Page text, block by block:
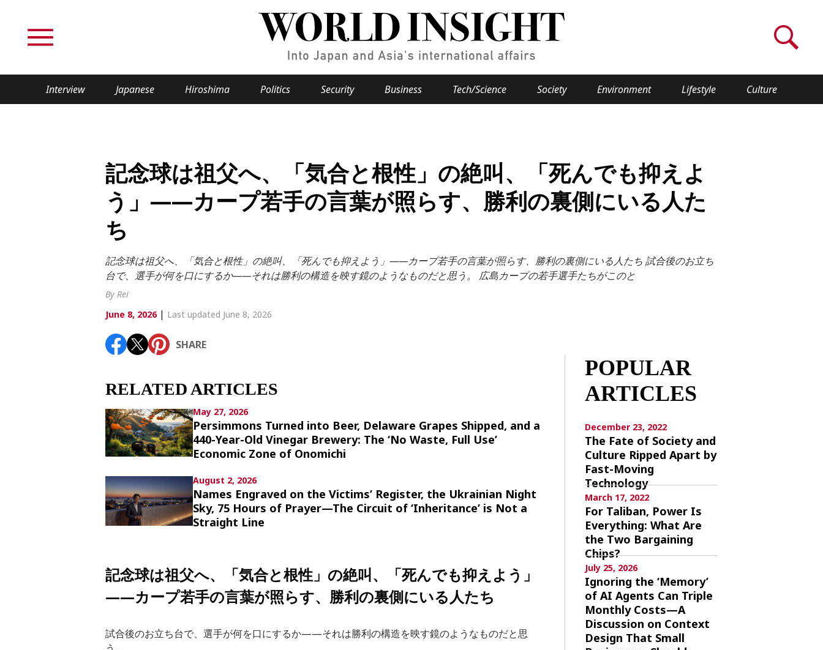
Interview Japanese Hiroshima Politics Security Business Tech/Science Society Environment Lifestyle Culture
Interview
Hiroshima
Politics
Security
Business
Tech/Science
Society
Environment
Lifestyle
Article List
Privacy Policy
Cookie Policy
SHARE
記念球は祖父へ、「気合と根性」の絶叫、「死んでも抑えよ
う」——カープ若手の言葉が照らす、勝利の裏側にいる人た
ち
記念球は祖父へ、「気合と根性」の絶叫、「死んでも抑えよう」——カープ若手の言葉が照らす、勝利の裏側にいる人たち 試合後のお立ち
台で、選手が何を口にするか——それは勝利の構造を映す鏡のようなものだと思う。 広島カープの若手選手たちがこのと
By Rei
June 8, 2026| Last updated June 8, 2026
SHARE
RELATED ARTICLES
May 27, 2026
Persimmons Turned into Beer, Delaware Grapes Shipped, and a
440-Year-Old Vinegar Brewery: The ‘No Waste, Full Use’
Economic Zone of Onomichi
August 2, 2026
Names Engraved on the Victims’ Register, the Ukrainian Night
Sky, 75 Hours of Prayer—The Circuit of ‘Inheritance’ is Not a
Straight Line
記念球は祖父へ、「気合と根性」の絶叫、「死んでも抑えよう」
——カープ若手の言葉が照らす、勝利の裏側にいる人たち
試合後のお立ち台で、選手が何を口にするか——それは勝利の構造を映す鏡のようなものだと思
POPULAR
ARTICLES
December 23, 2022
The Fate of Society and
Culture Ripped Apart by
Fast-Moving
Technology
March 17, 2022
For Taliban, Power Is
Everything: What Are
the Two Bargaining
Chips?
July 25, 2026
Ignoring the ‘Memory’
of AI Agents Can Triple
Monthly Costs—A
Discussion on Context
Design That Small
Fukushimajapan globalizationOHTANInootbaarhachimura